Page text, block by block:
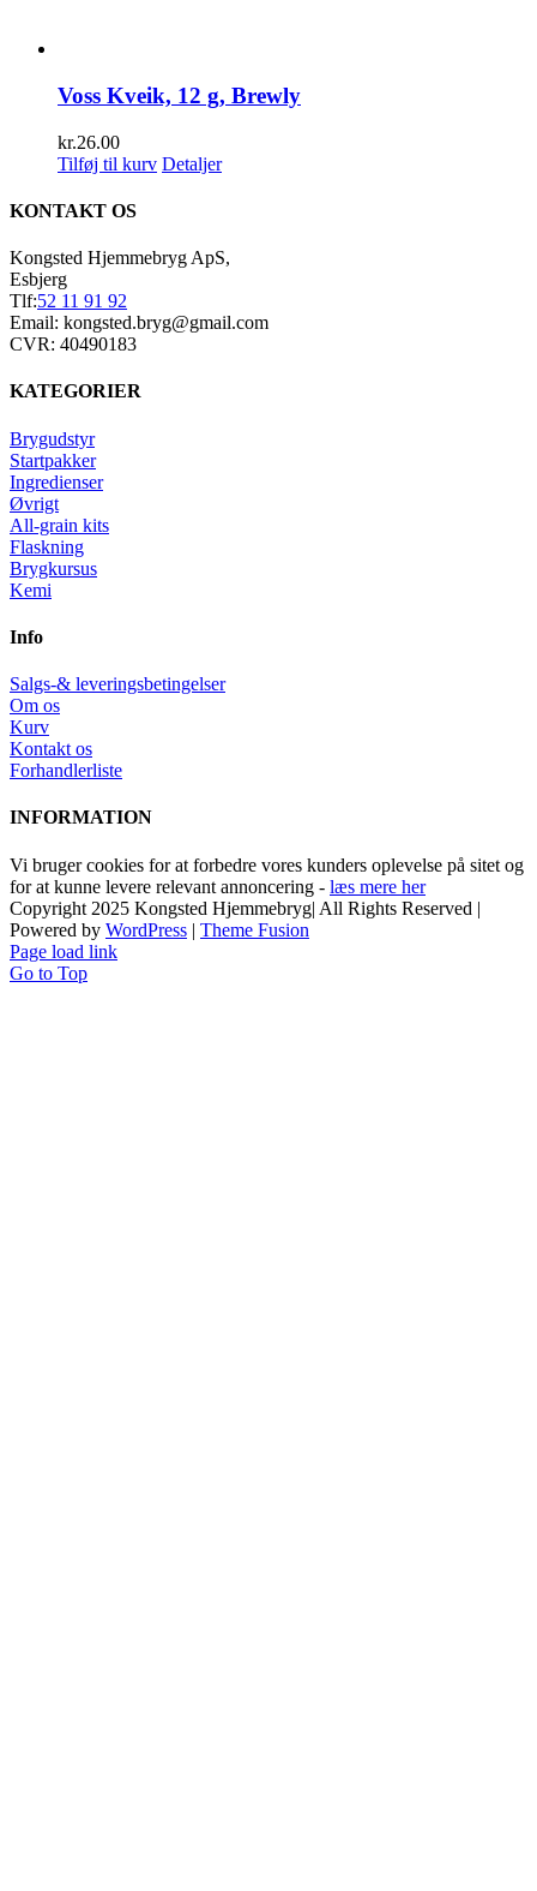
Voss Kveik, 12 g, Brewly
kr.26.00
Tilføj til kurv Detaljer
KONTAKT OS
Kongsted Hjemmebryg ApS,
Esbjerg
Tlf:52 11 91 92
Email: kongsted.bryg@gmail.com
CVR: 40490183
KATEGORIER
Brygudstyr
Startpakker
Ingredienser
Øvrigt
All-grain kits
Flaskning
Brygkursus
Kemi
Info
Salgs-& leveringsbetingelser
Om os
Kurv
Kontakt os
Forhandlerliste
INFORMATION
Vi bruger cookies for at forbedre vores kunders oplevelse på sitet og
for at kunne levere relevant annoncering - læs mere her
Copyright 2025 Kongsted Hjemmebryg| All Rights Reserved |
Powered by WordPress | Theme Fusion
Page load link
Go to Top